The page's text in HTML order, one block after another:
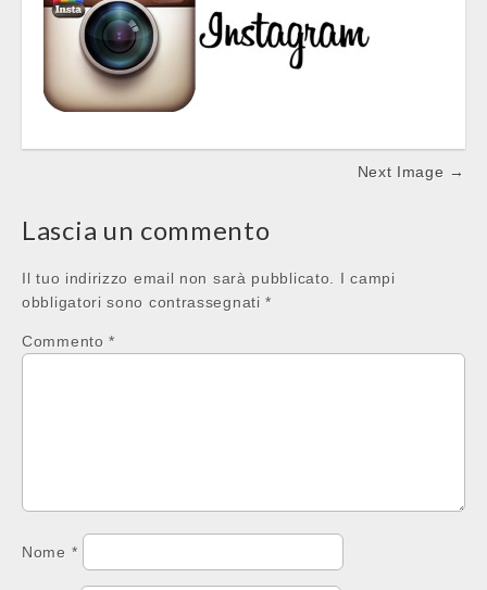
Next Image →
Lascia un commento
Il tuo indirizzo email non sarà pubblicato.
I campi
obbligatori sono contrassegnati*
Commento*
Nome *